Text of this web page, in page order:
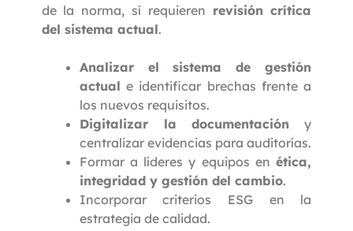
de la norma, sí requieren revisión crítica
del sistema actual.
Analizar el sistema de gestión
actual e identificar brechas frente a
los nuevos requisitos.
Digitalizar la documentación y
centralizar evidencias para auditorías.
Formar a líderes y equipos enética,
integridad y gestión del cambio.
Incorporar criterios ESG en la
estrategia de calidad.